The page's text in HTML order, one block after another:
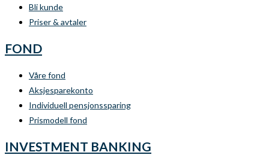
Bli kunde
Priser & avtaler
FOND
Våre fond
Aksjesparekonto
Individuell pensjonssparing
Prismodell fond
INVESTMENT BANKING